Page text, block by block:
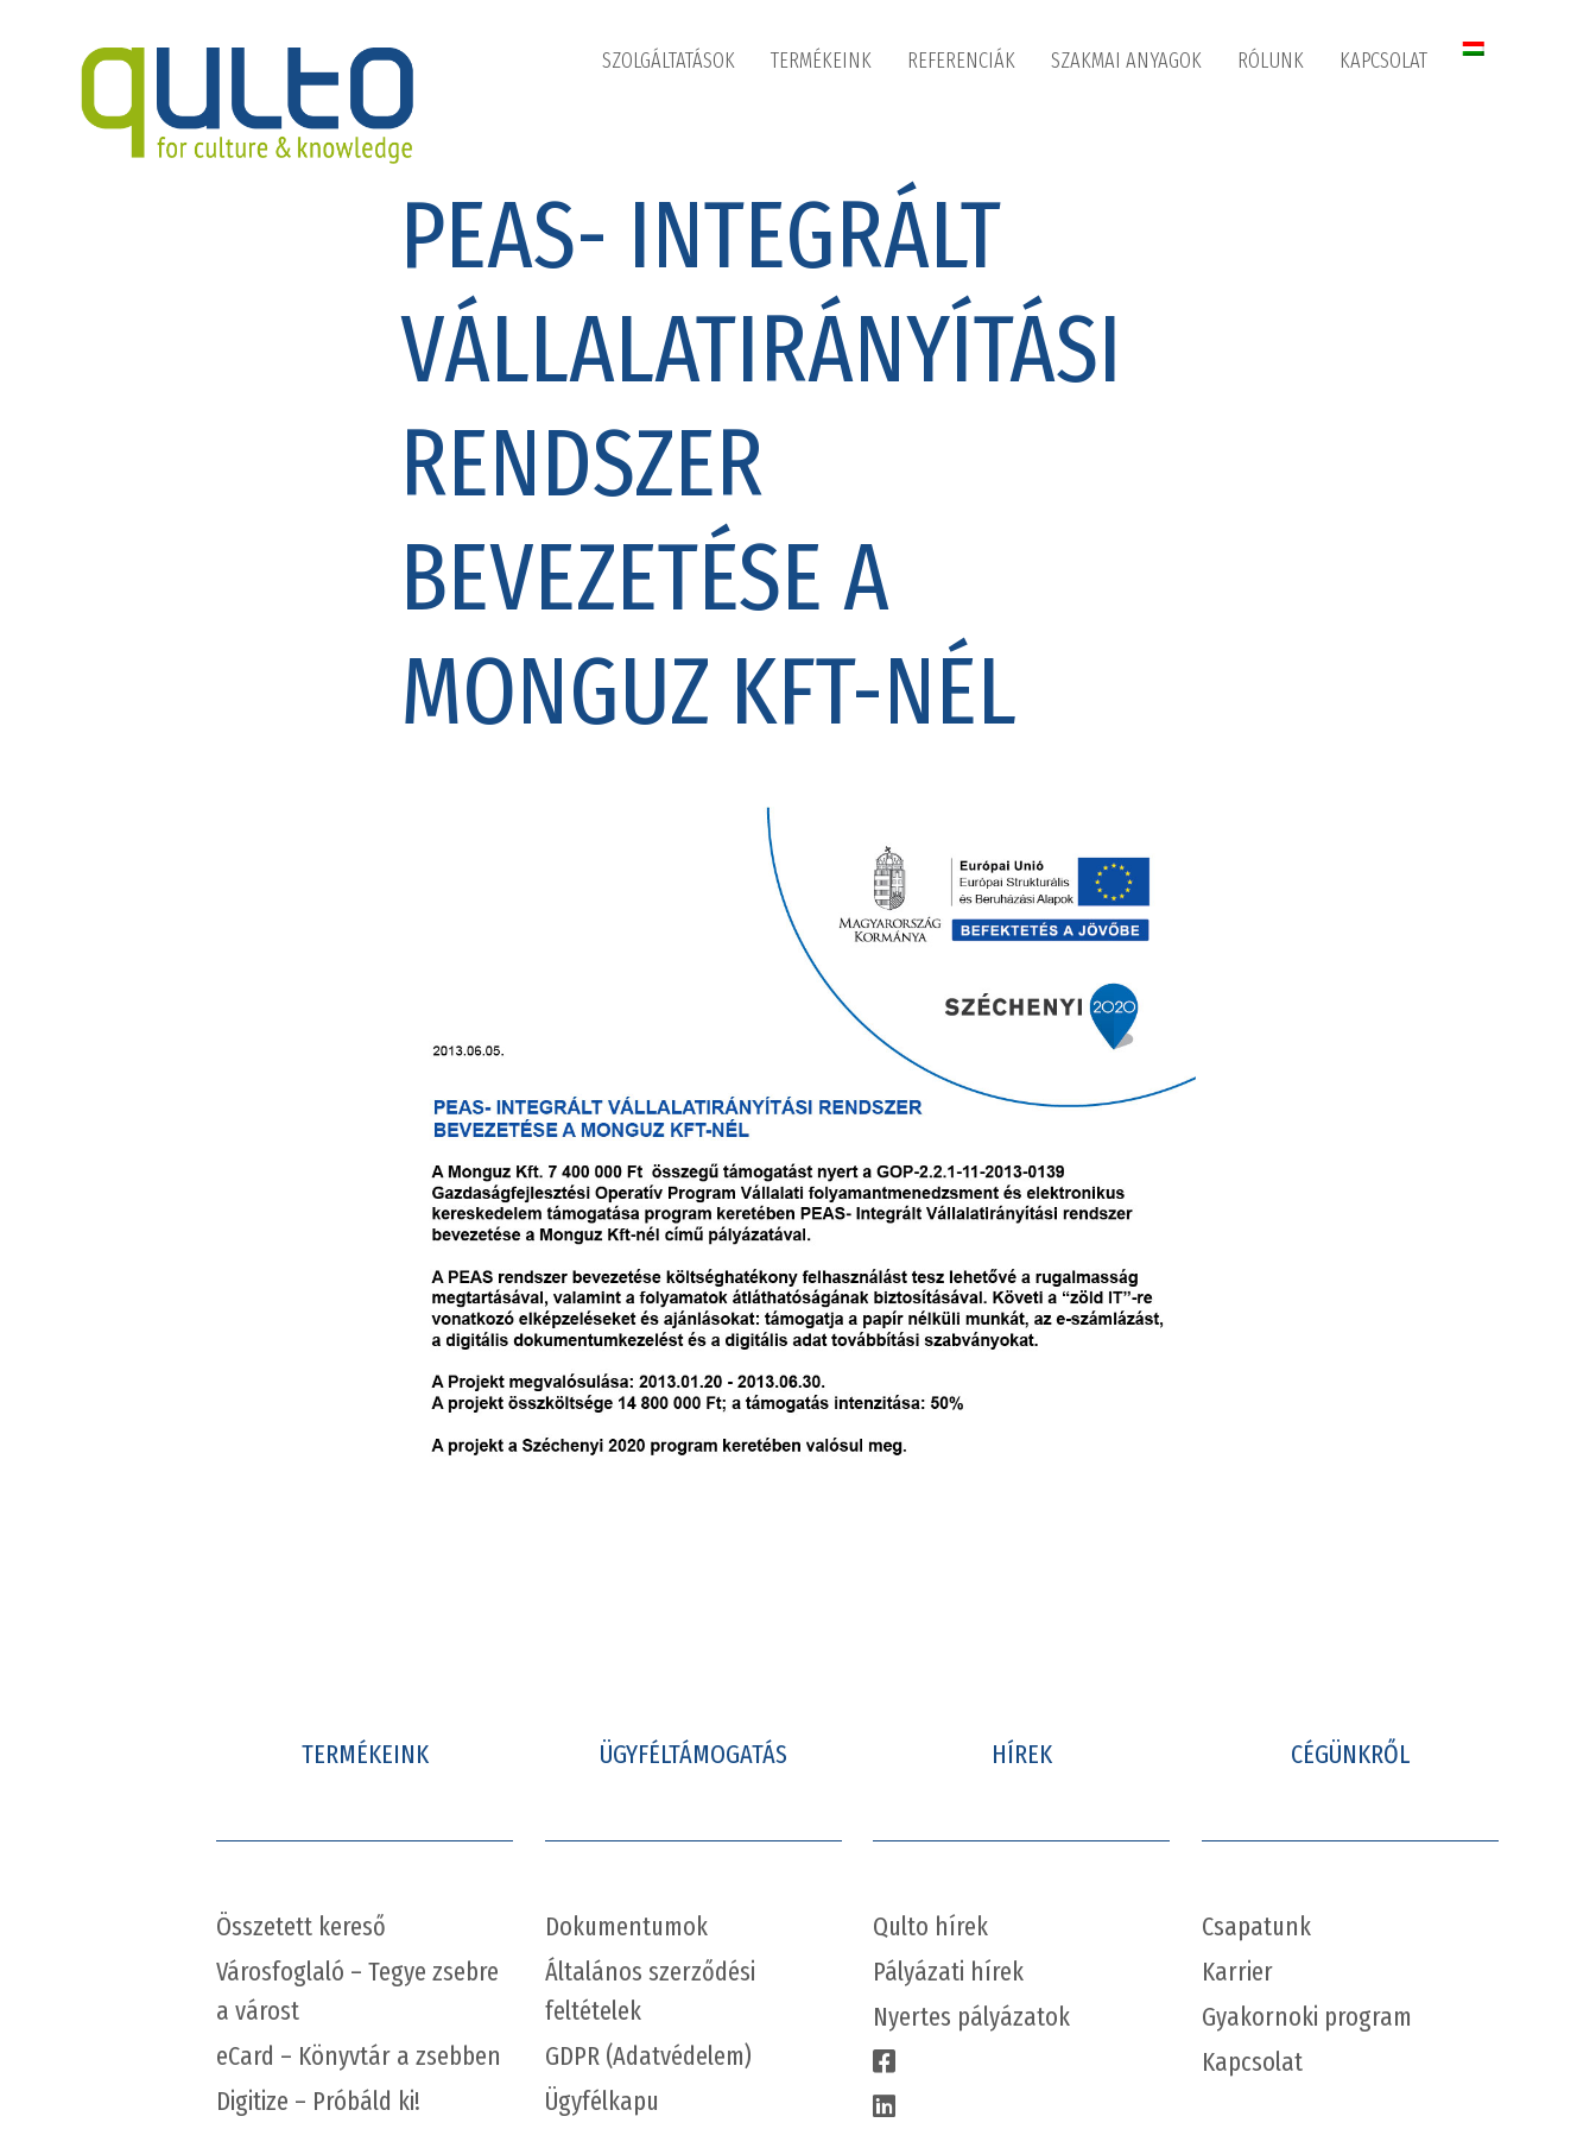
SZOLGÁLTATÁSOK TERMÉKEINK REFERENCIÁK SZAKMAI ANYAGOK RÓLUNK KAPCSOLAT
PEAS- INTEGRÁLT
VÁLLALATIRÁNYÍTÁSI
RENDSZER
BEVEZETÉSE A
MONGUZ KFT-NÉL
TERMÉKEINK
Összetett kereső
Városfoglaló – Tegye zsebre
a várost
eCard – Könyvtár a zsebben
Digitize – Próbáld ki!
ÜGYFÉLTÁMOGATÁS
Dokumentumok
Általános szerződési
feltételek
GDPR (Adatvédelem)
Ügyfélkapu
HÍREK
Qulto hírek
Pályázati hírek
Nyertes pályázatok
CÉGÜNKRŐL
Csapatunk
Karrier
Gyakornoki program
Kapcsolat